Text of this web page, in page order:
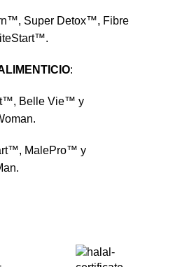
Super Detox™, Fibre
:
Belle Vie™ y
MalePro™ y